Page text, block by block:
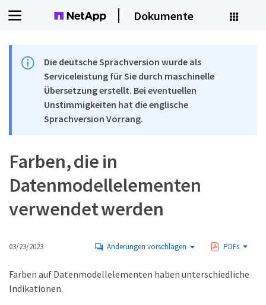
Dokumente
Die deutsche Sprachversion wurde als
Serviceleistung für Sie durch maschinelle
Übersetzung erstellt. Bei eventuellen
Unstimmigkeiten hat die englische
Sprachversion Vorrang.
Farben, die in
Datenmodellelementen
verwendet werden
03/23/2023 Änderungen vorschlagen PDFs
Farben auf Datenmodellelementen haben unterschiedliche
Indikationen.